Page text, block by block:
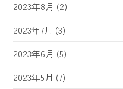
2023年8月 (2)
2023年7月 (3)
2023年6月 (5)
2023年5月 (7)